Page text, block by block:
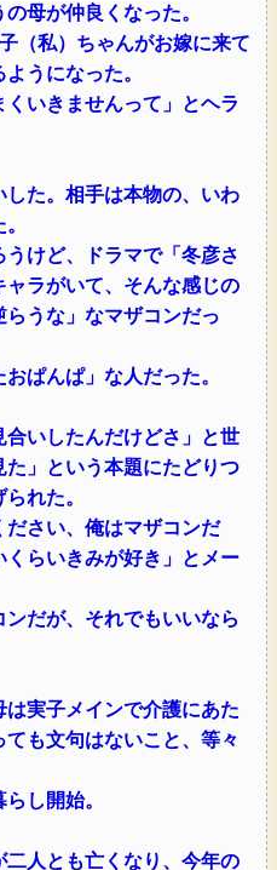
母が仲良くなった。
（私）ちゃんがお嫁に来て
うになった。
いきませんって」とヘラ
た。相手は本物の、いわ
けど、ドラマで「冬彦さ
ラがいて、そんな感じの
らうな」なマザコンだっ
ぱんぱ」な人だった。
いしたんだけどさ」と世
」という本題にたどりつ
れた。
さい、俺はマザコンだ
らいきみが好き」とメー
ンだが、それでもいいなら
実子メインで介護にあた
も文句はないこと、等々
し開始。
人とも亡くなり、今年の